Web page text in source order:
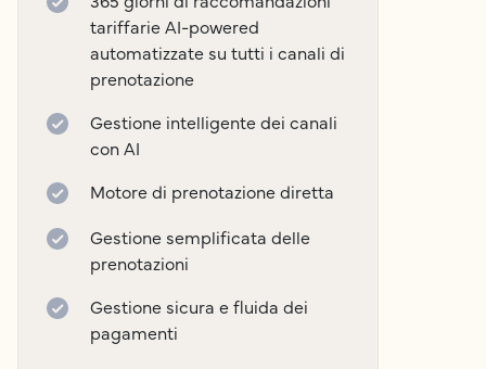
tariffarie AI-powered
automatizzate su tutti i canali di
prenotazione
Gestione intelligente dei canali
con AI
Motore di prenotazione diretta
Gestione semplificata delle
prenotazioni
Gestione sicura e fluida dei
pagamenti